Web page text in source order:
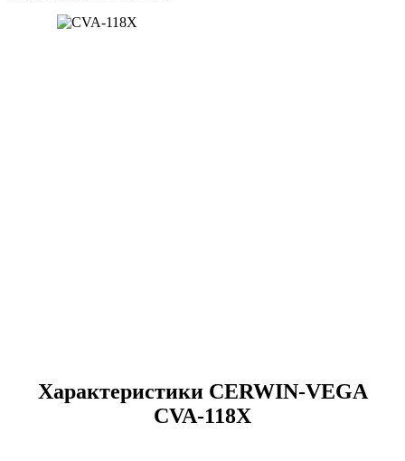
Характеристики CERWIN-VEGA
CVA-118X